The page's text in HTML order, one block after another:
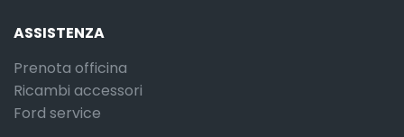
ASSISTENZA
Prenota officina
Ricambi accessori
Ford service